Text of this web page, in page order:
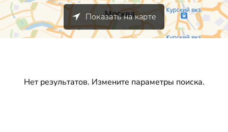
Показать на карте
Нет результатов. Измените параметры поиска.